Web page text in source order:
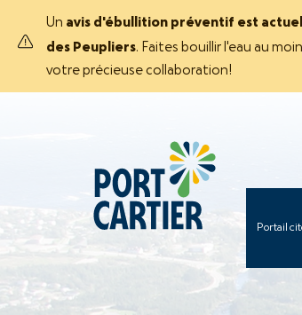
Un avis d'ébullition préventif est
des Peupliers. Faites bouillir l'eau au
votre précieuse collaboration!
Portail